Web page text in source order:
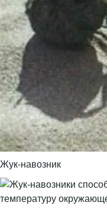
Жук-навозник